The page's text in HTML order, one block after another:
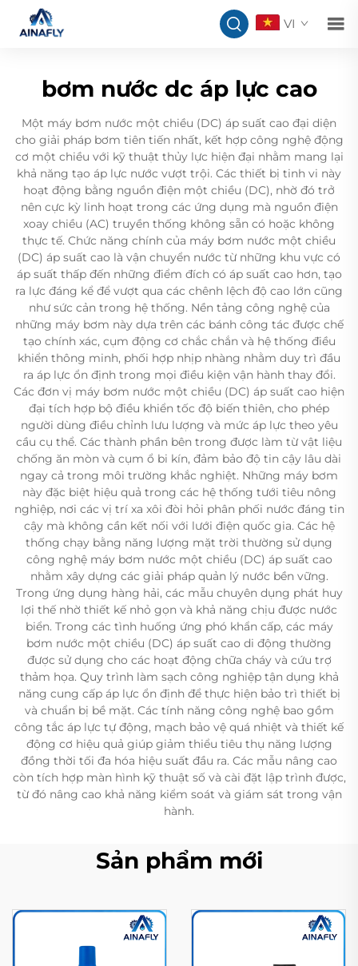
VI
bơm nước dc áp lực cao
Một máy bơm nước một chiều (DC) áp suất cao đại diện
cho giải pháp bơm tiên tiến nhất, kết hợp công nghệ động
cơ một chiều với kỹ thuật thủy lực hiện đại nhằm mang lại
khả năng tạo áp lực nước vượt trội. Các thiết bị tinh vi này
hoạt động bằng nguồn điện một chiều (DC), nhờ đó trở
nên cực kỳ linh hoạt trong các ứng dụng mà nguồn điện
xoay chiều (AC) truyền thống không sẵn có hoặc không
thực tế. Chức năng chính của máy bơm nước một chiều
(DC) áp suất cao là vận chuyển nước từ những khu vực có
áp suất thấp đến những điểm đích có áp suất cao hơn, tạo
ra lực đáng kể để vượt qua các chênh lệch độ cao lớn cũng
như sức cản trong hệ thống. Nền tảng công nghệ của
những máy bơm này dựa trên các bánh công tác được chế
tạo chính xác, cụm động cơ chắc chắn và hệ thống điều
khiển thông minh, phối hợp nhịp nhàng nhằm duy trì đầu
ra áp lực ổn định trong mọi điều kiện vận hành thay đổi.
Các đơn vị máy bơm nước một chiều (DC) áp suất cao hiện
đại tích hợp bộ điều khiển tốc độ biến thiên, cho phép
người dùng điều chỉnh lưu lượng và mức áp lực theo yêu
cầu cụ thể. Các thành phần bên trong được làm từ vật liệu
chống ăn mòn và cụm ổ bi kín, đảm bảo độ tin cậy lâu dài
ngay cả trong môi trường khắc nghiệt. Những máy bơm
này đặc biệt hiệu quả trong các hệ thống tưới tiêu nông
nghiệp, nơi các vị trí xa xôi đòi hỏi phân phối nước đáng tin
cậy mà không cần kết nối với lưới điện quốc gia. Các hệ
thống chạy bằng năng lượng mặt trời thường sử dụng
công nghệ máy bơm nước một chiều (DC) áp suất cao
nhằm xây dựng các giải pháp quản lý nước bền vững.
Trong ứng dụng hàng hải, các mẫu chuyên dụng phát huy
lợi thế nhờ thiết kế nhỏ gọn và khả năng chịu được nước
biển. Trong các tình huống ứng phó khẩn cấp, các máy
bơm nước một chiều (DC) áp suất cao di động thường
được sử dụng cho các hoạt động chữa cháy và cứu trợ
thảm họa. Quy trình làm sạch công nghiệp tận dụng khả
năng cung cấp áp lực ổn định để thực hiện bảo trì thiết bị
và chuẩn bị bề mặt. Các tính năng công nghệ bao gồm
công tắc áp lực tự động, mạch bảo vệ quá nhiệt và thiết kế
động cơ hiệu quả giúp giảm thiểu tiêu thụ năng lượng
đồng thời tối đa hóa hiệu suất đầu ra. Các mẫu nâng cao
còn tích hợp màn hình kỹ thuật số và cài đặt lập trình được,
từ đó nâng cao khả năng kiểm soát và giám sát trong vận
hành.
Sản phẩm mới